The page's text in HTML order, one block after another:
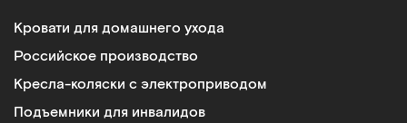
Кровати для домашнего ухода
Российское производство
Кресла-коляски с электроприводом
Подъемники для инвалидов